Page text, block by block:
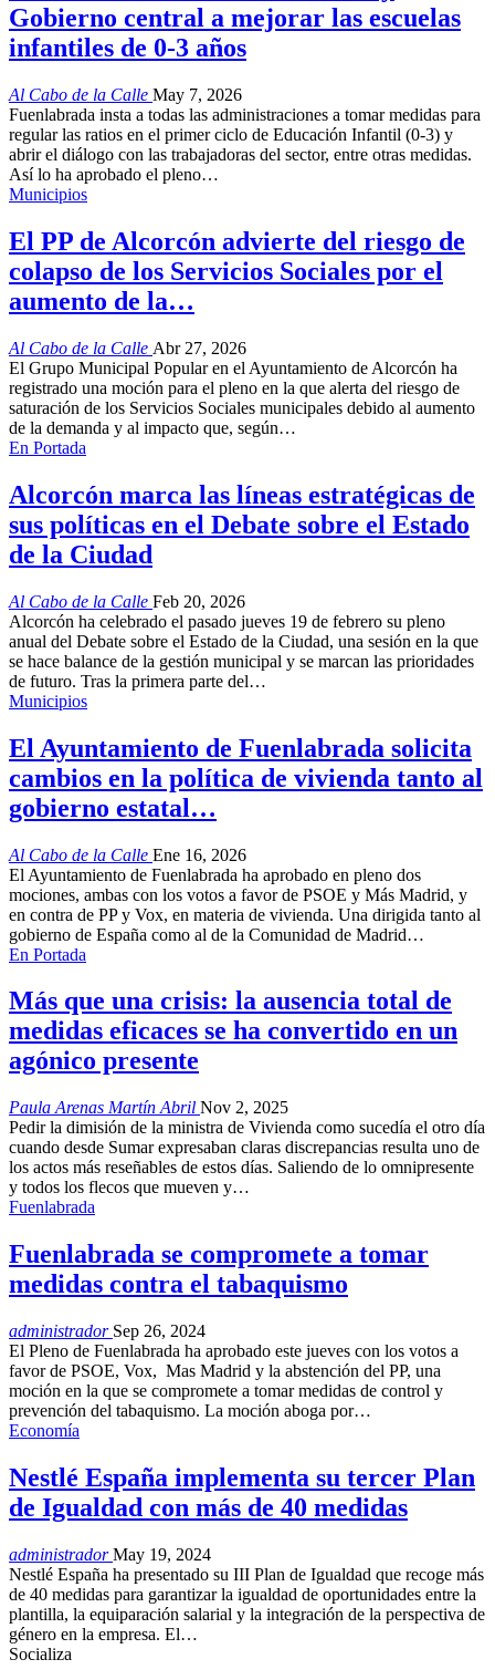
Gobierno central a mejorar las escuelas
infantiles de 0-3 años
Al Cabo de la Calle May 7, 2026
Fuenlabrada insta a todas las administraciones a tomar medidas para
regular las ratios en el primer ciclo de Educación Infantil (0-3) y
abrir el diálogo con las trabajadoras del sector, entre otras medidas.
Así lo ha aprobado el pleno…
Municipios
El PP de Alcorcón advierte del riesgo de
colapso de los Servicios Sociales por el
aumento de la…
Al Cabo de la Calle Abr 27, 2026
El Grupo Municipal Popular en el Ayuntamiento de Alcorcón ha
registrado una moción para el pleno en la que alerta del riesgo de
saturación de los Servicios Sociales municipales debido al aumento
de la demanda y al impacto que, según…
En Portada
Alcorcón marca las líneas estratégicas de
sus políticas en el Debate sobre el Estado
de la Ciudad
Al Cabo de la Calle Feb 20, 2026
Alcorcón ha celebrado el pasado jueves 19 de febrero su pleno
anual del Debate sobre el Estado de la Ciudad, una sesión en la que
se hace balance de la gestión municipal y se marcan las prioridades
de futuro. Tras la primera parte del…
Municipios
El Ayuntamiento de Fuenlabrada solicita
cambios en la política de vivienda tanto al
gobierno estatal…
Al Cabo de la Calle Ene 16, 2026
El Ayuntamiento de Fuenlabrada ha aprobado en pleno dos
mociones, ambas con los votos a favor de PSOE y Más Madrid, y
en contra de PP y Vox, en materia de vivienda. Una dirigida tanto al
gobierno de España como al de la Comunidad de Madrid…
En Portada
Más que una crisis: la ausencia total de
medidas eficaces se ha convertido en un
agónico presente
Paula Arenas Martín Abril Nov 2, 2025
Pedir la dimisión de la ministra de Vivienda como sucedía el otro día
cuando desde Sumar expresaban claras discrepancias resulta uno de
los actos más reseñables de estos días. Saliendo de lo omnipresente
y todos los flecos que mueven y…
Fuenlabrada
Fuenlabrada se compromete a tomar
medidas contra el tabaquismo
administrador Sep 26, 2024
El Pleno de Fuenlabrada ha aprobado este jueves con los votos a
favor de PSOE, Vox, Mas Madrid y la abstención del PP, una
moción en la que se compromete a tomar medidas de control y
prevención del tabaquismo. La moción aboga por…
Economía
Nestlé España implementa su tercer Plan
de Igualdad con más de 40 medidas
administradorMay 19, 2024
Nestlé España ha presentado su III Plan de Igualdad que recoge más
de 40 medidas para garantizar la igualdad de oportunidades entre la
plantilla, la equiparación salarial y la integración de la perspectiva de
género en la empresa. El…
Socializa